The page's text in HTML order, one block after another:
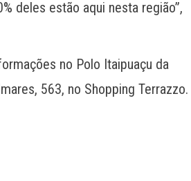
deles estão aqui nesta região”,
no Polo Itaipuaçu da
563, no Shopping Terrazzo.